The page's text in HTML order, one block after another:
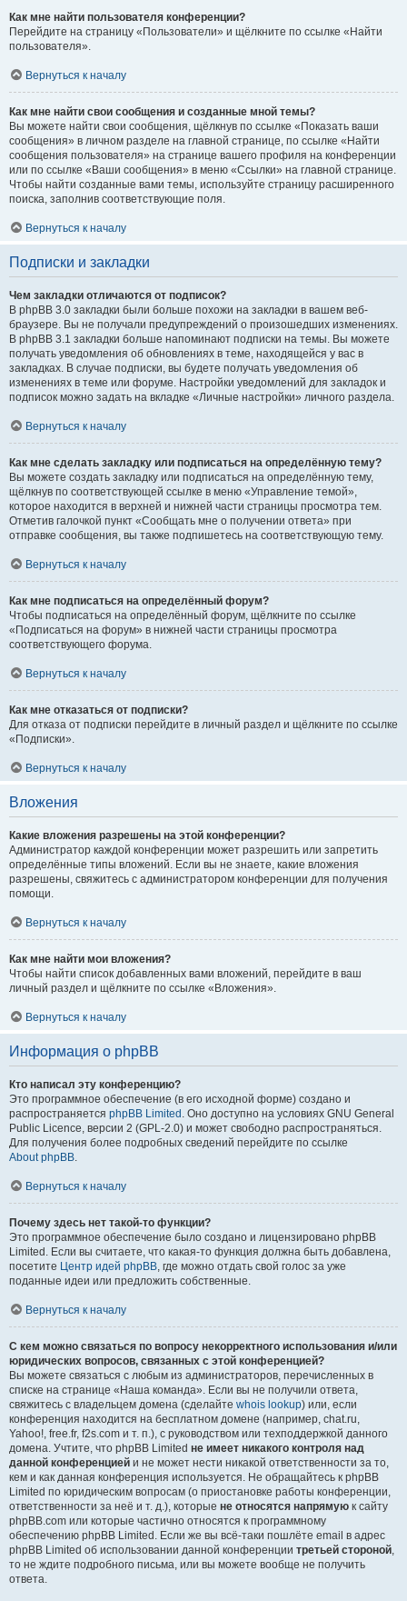
Как мне найти пользователя конференции?
Перейдите на страницу «Пользователи» и щёлкните по ссылке «Найти
пользователя».
Вернуться к началу
Как мне найти свои сообщения и созданные мной темы?
Вы можете найти свои сообщения, щёлкнув по ссылке «Показать ваши
сообщения» в личном разделе на главной странице, по ссылке «Найти
сообщения пользователя» на странице вашего профиля на конференции
или по ссылке «Ваши сообщения» в меню «Ссылки» на главной странице.
Чтобы найти созданные вами темы, используйте страницу расширенного
поиска, заполнив соответствующие поля.
Вернуться к началу
Подписки и закладки
Чем закладки отличаются от подписок?
В phpBB 3.0 закладки были больше похожи на закладки в вашем веб-
браузере. Вы не получали предупреждений о произошедших изменениях.
В phpBB 3.1 закладки больше напоминают подписки на темы. Вы можете
получать уведомления об обновлениях в теме, находящейся у вас в
закладках. В случае подписки, вы будете получать уведомления об
изменениях в теме или форуме. Настройки уведомлений для закладок и
подписок можно задать на вкладке «Личные настройки» личного раздела.
Вернуться к началу
Как мне сделать закладку или подписаться на определённую тему?
Вы можете создать закладку или подписаться на определённую тему,
щёлкнув по соответствующей ссылке в меню «Управление темой»,
которое находится в верхней и нижней части страницы просмотра тем.
Отметив галочкой пункт «Сообщать мне о получении ответа» при
отправке сообщения, вы также подпишетесь на соответствующую тему.
Вернуться к началу
Как мне подписаться на определённый форум?
Чтобы подписаться на определённый форум, щёлкните по ссылке
«Подписаться на форум» в нижней части страницы просмотра
соответствующего форума.
Вернуться к началу
Как мне отказаться от подписки?
Для отказа от подписки перейдите в личный раздел и щёлкните по ссылке
«Подписки».
Вернуться к началу
Вложения
Какие вложения разрешены на этой конференции?
Администратор каждой конференции может разрешить или запретить
определённые типы вложений. Если вы не знаете, какие вложения
разрешены, свяжитесь с администратором конференции для получения
помощи.
Вернуться к началу
Как мне найти мои вложения?
Чтобы найти список добавленных вами вложений, перейдите в ваш
личный раздел и щёлкните по ссылке «Вложения».
Вернуться к началу
Информация о phpBB
Кто написал эту конференцию?
Это программное обеспечение (в его исходной форме) создано и
распространяется phpBB Limited . Оно доступно на условиях GNU General
Public Licence, версии 2 (GPL-2.0) и может свободно распространяться.
Для получения более подробных сведений перейдите по ссылке
About phpBB.
Вернуться к началу
Почему здесь нет такой-то функции?
Это программное обеспечение было создано и лицензировано phpBB
Limited. Если вы считаете, что какая-то функция должна быть добавлена,
посетите Центр идей phpBB, где можно отдать свой голос за уже
поданные идеи или предложить собственные.
Вернуться к началу
С кем можно связаться по вопросу некорректного использования и/или
юридических вопросов, связанных с этой конференцией?
Вы можете связаться с любым из администраторов, перечисленных в
списке на странице «Наша команда». Если вы не получили ответа,
свяжитесь с владельцем домена (сделайте whois lookup) или, если
конференция находится на бесплатном домене (например, chat.ru,
Yahoo!, free.fr, f2s.com и т. п.), с руководством или техподдержкой данного
домена. Учтите, что phpBB Limited не имеет никакого контроля над
данной конференцией и не может нести никакой ответственности за то,
кем и как данная конференция используется. Не обращайтесь к phpBB
Limited по юридическим вопросам (о приостановке работы конференции,
ответственности за неё и т. д.), которые не относятся напрямую к сайту
phpBB.com или которые частично относятся к программному
обеспечению phpBB Limited. Если же вы всё-таки пошлёте email в адрес
phpBB Limited об использовании данной конференции третьей стороной,
то не ждите подробного письма, или вы можете вообще не получить
ответа.